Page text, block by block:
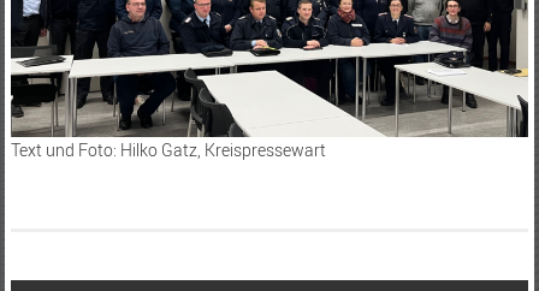
Text und Foto: Hilko Gatz, Kreispressewart